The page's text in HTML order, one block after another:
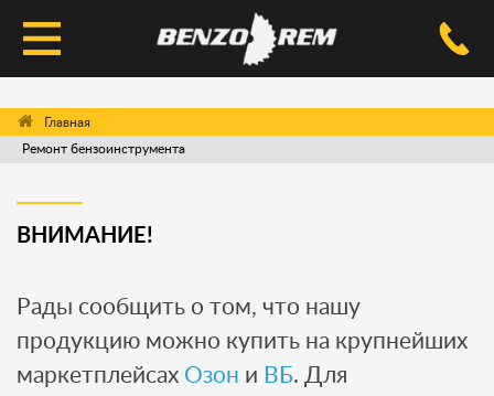
КОНТАКТЫ
Ремонт бензоинструмента
ВНИМАНИЕ!
Рады сообщить о том, что нашу
продукцию можно купить на крупнейших
маркетплейсах Озон и ВБ. Для